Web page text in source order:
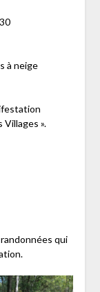
à neige
Villages ».
qui